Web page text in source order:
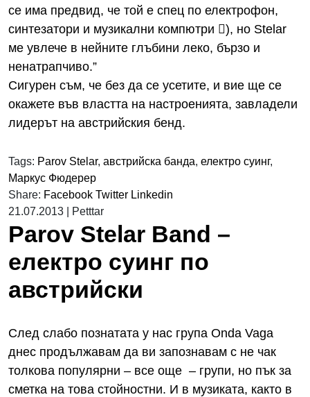
се има предвид, че той е спец по електрофон,
синтезатори и музикални компютри ), но Stelar
ме увлече в нейните глъбини леко, бързо и
ненатрапчиво.”
Сигурен съм, че без да се усетите, и вие ще се
окажете във властта на настроенията, завладели
лидерът на австрийския бенд.
Tags: Parov Stelar, австрийска банда, електро суинг,
Маркус Фюдерер
Share: Facebook Twitter Linkedin
21.07.2013
Petttar
Parov Stelar Band –
eлектро суинг по
австрийски
След слабо познатата у нас група Onda Vaga
днес продължавам да ви запознавам с не чак
толкова популярни – все още – групи, но пък за
сметка на това стойностни. И в музиката, както в